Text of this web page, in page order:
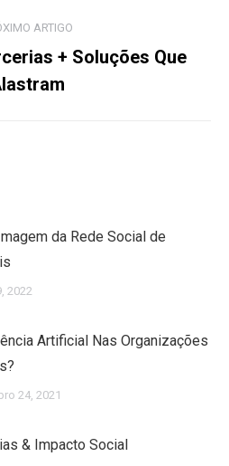
ARTIGO
Próximo
Artigo:
+ Soluções Que
da Rede Social de
2022
Artificial Nas Organizações
24, 2021
& Impacto Social